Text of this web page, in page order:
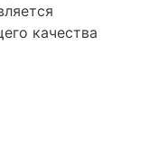
качества